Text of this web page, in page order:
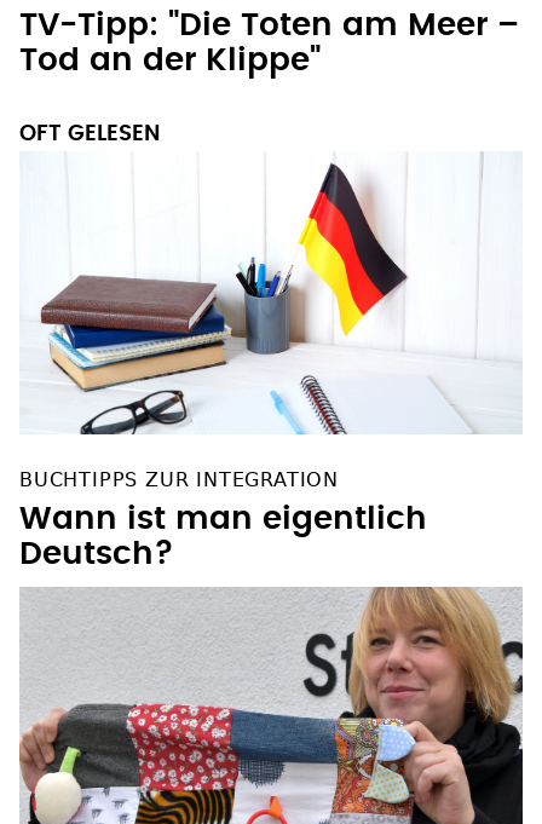
TV-Tipp: "Die Toten am Meer –
Tod an der Klippe"
OFT GELESEN
BUCHTIPPS ZUR INTEGRATION
Wann ist man eigentlich
Deutsch?